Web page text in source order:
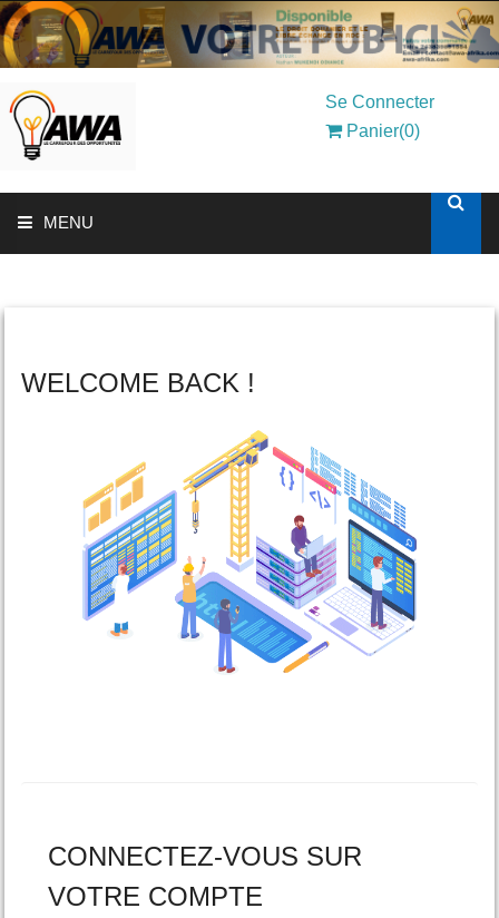
Se Connecter
Panier(0)
MENU
VEILLE JURIDIQUE ET FISCALE
LES ANALYSES
WELCOME BACK !
CONNECTEZ-VOUS SUR
VOTRE COMPTE